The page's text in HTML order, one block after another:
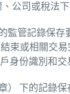
公司或稅法
監管記錄保存
束或相關交
身份識別和交
） 下的記錄